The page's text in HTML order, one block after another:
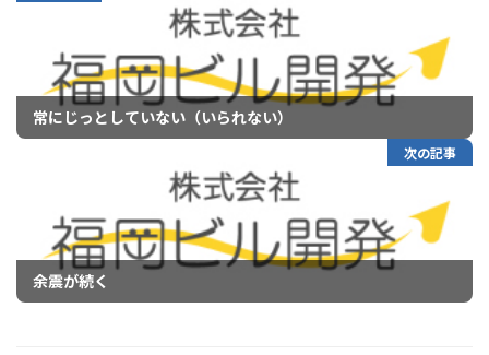
常にじっとしていない（いられない）
次の記事
余震が続く